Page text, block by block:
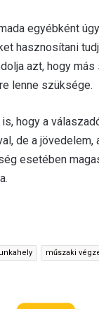
egyébként
hasznosítani
azt, hogy
lenne szüksége.
hogy a
de a jövedelem,
esetében
műszaki